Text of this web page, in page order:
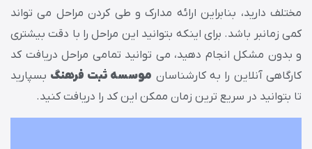
مختلف دارید، بنابراین ارائه مدارک و طی کردن مراحل می تواند
کمی زمانبر باشد. برای اینکه بتوانید این مراحل را با دقت بیشتری
و بدون مشکل انجام دهید، می توانید تمامی مراحل دریافت کد
کارگاهی آنلاین را به کارشناسان موسسه ثبت فرهنگ بسپارید
تا بتوانید در سریع ترین زمان ممکن این کد را دریافت کنید.